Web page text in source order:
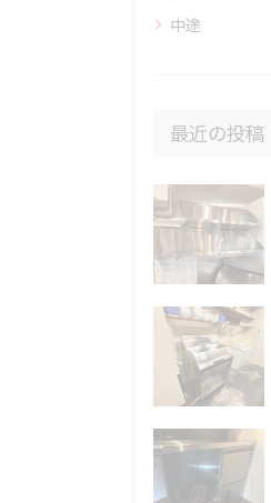
中途
最近の投稿